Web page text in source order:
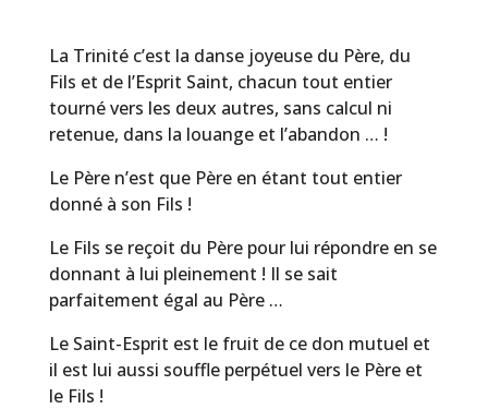
La Trinité c’est la danse joyeuse du Père, du
Fils et de l’Esprit Saint, chacun tout entier
tourné vers les deux autres, sans calcul ni
retenue, dans la louange et l’abandon … !
Le Père n’est que Père en étant tout entier
donné à son Fils !
Le Fils se reçoit du Père pour lui répondre en se
donnant à lui pleinement ! Il se sait
parfaitement égal au Père …
Le Saint-Esprit est le fruit de ce don mutuel et
il est lui aussi souffle perpétuel vers le Père et
le Fils !